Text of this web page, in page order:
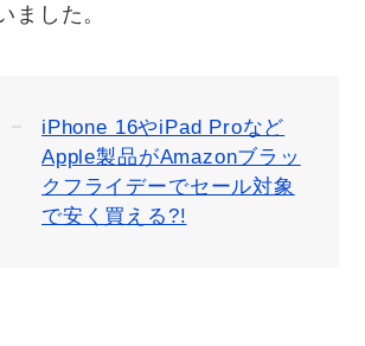
ました。
iPhone 16やiPad Proなど
Apple製品がAmazonブラッ
クフライデーでセール対象
で安く買える?!